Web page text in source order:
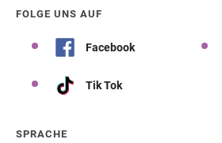
FOLGE UNS AUF
Facebook
Tik Tok
SPRACHE